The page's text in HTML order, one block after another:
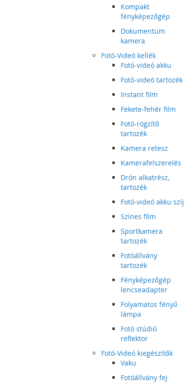
Kompakt
fényképezőgép
Dokumentum
kamera
Fotó-Videó kellék
Fotó-videó akku
Fotó-videó tartozék
Instant film
Fekete-fehér film
Fotó-rögzítő
tartozék
Kamera retesz
Kamerafelszerelés
Drón alkatrész,
tartozék
Fotó-videó akku szíj
Színes film
Sportkamera
tartozék
Fotóállvány
tartozék
Fényképezőgép
lencseadapter
Folyamatos fényű
lámpa
Fotó stúdió
reflektor
Fotó-Videó kiegészítők
Vaku
Fotóállvány fej